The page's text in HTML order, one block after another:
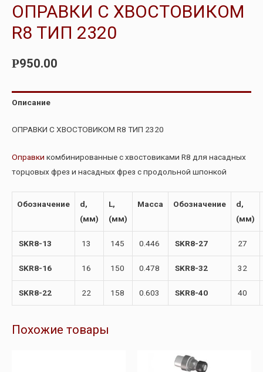
ОПРАВКИ С ХВОСТОВИКОМ
R8 ТИП 2320
Р950.00
Описание
ОПРАВКИ С ХВОСТОВИКОМ R8 ТИП 2320
Оправки комбинированные с хвостовиками R8 для насадных
торцовых фрез и насадных фрез с продольной шпонкой
Обозначение
d,
(мм)
L,
(мм)
Масса Обозначение
d,
(мм)
SKR8-13 13 145 0.446 SKR8-27 27
SKR8-16 16 150 0.478 SKR8-32 32
SKR8-22 22 158 0.603 SKR8-40 40
Похожие товары